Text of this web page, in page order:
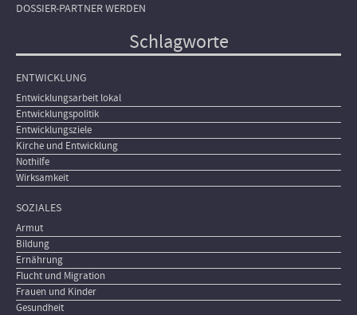
DOSSIER-PARTNER WERDEN
Schlagworte
ENTWICKLUNG
Entwicklungsarbeit lokal
Entwicklungspolitik
Entwicklungsziele
Kirche und Entwicklung
Nothilfe
Wirksamkeit
SOZIALES
Armut
Bildung
Ernährung
Flucht und Migration
Frauen und Kinder
Gesundheit